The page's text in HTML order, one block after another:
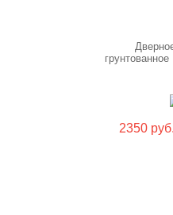
2350